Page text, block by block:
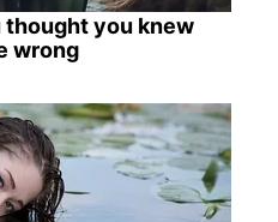
you knew
wrong